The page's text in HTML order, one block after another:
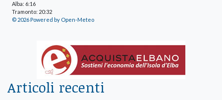
Alba: 6:16
Tramonto: 20:32
© 2026 Powered by Open-Meteo
Articoli recenti